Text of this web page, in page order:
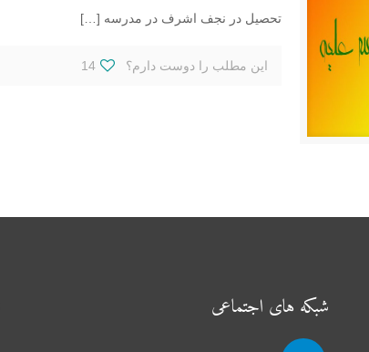
تحصیل در نجف اشرف در مدرسه […]
این مطلب را دوست دارم؟ 14
شبکه های اجتماعی